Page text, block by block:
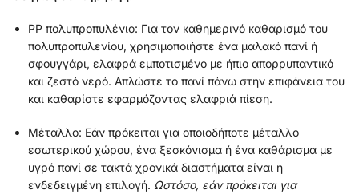
PP πολυπροπυλένιο: Για τον καθημερινό καθαρισμό του
πολυπροπυλενίου, χρησιμοποιήστε ένα μαλακό πανί ή
σφουγγάρι, ελαφρά εμποτισμένο με ήπιο απορρυπαντικό
και ζεστό νερό. Απλώστε το πανί πάνω στην επιφάνεια του
και καθαρίστε εφαρμόζοντας ελαφριά πίεση.
Μέταλλο: Εάν πρόκειται για οποιοδήποτε μέταλλο
εσωτερικού χώρου, ένα ξεσκόνισμα ή ένα καθάρισμα με
υγρό πανί σε τακτά χρονικά διαστήματα είναι η
ενδεδειγμένη επιλογή. Ωστόσο, εάν πρόκειται για